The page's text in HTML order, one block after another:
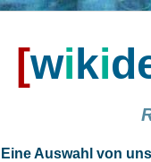
[wikid
Eine Auswahl von